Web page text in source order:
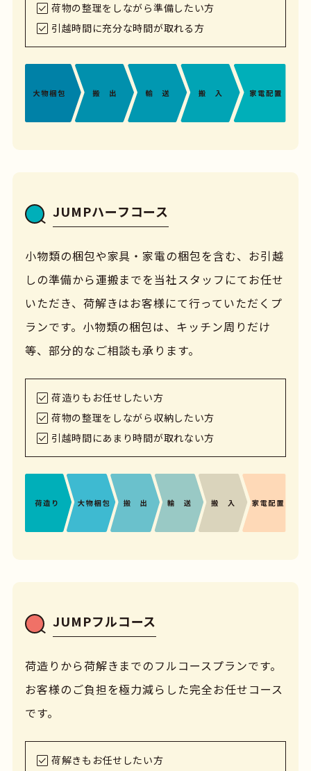
荷物の整理をしながら準備したい方
引越時間に充分な時間が取れる方
JUMPハーフコース
小物類の梱包や家具・家電の梱包を含む、お引越
しの準備から運搬までを当社スタッフにてお任せ
いただき、荷解きはお客様にて行っていただくプ
ランです。小物類の梱包は、キッチン周りだけ
等、部分的なご相談も承ります。
荷造りもお任せしたい方
荷物の整理をしながら収納したい方
引越時間にあまり時間が取れない方
JUMPフルコース
荷造りから荷解きまでのフルコースプランです。
お客様のご負担を極力減らした完全お任せコース
です。
荷解きもお任せしたい方